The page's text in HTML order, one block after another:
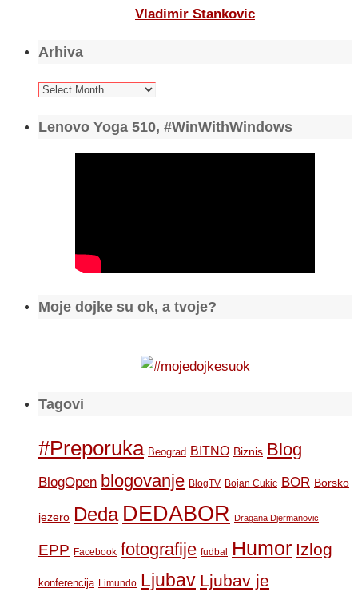
Vladimir Stankovic
Arhiva
Arhiva
Lenovo Yoga 510, #WinWithWindows
Moje dojke su ok, a tvoje?
Tagovi
#Preporuka Beograd BITNO Biznis Blog
BlogOpen blogovanje BlogTV Bojan Cukic BOR Borsko
jezero Deda DEDABOR Dragana Djermanovic
EPP Facebook fotografije fudbal Humor Izlog
konferencija Limundo Ljubav Ljubav je